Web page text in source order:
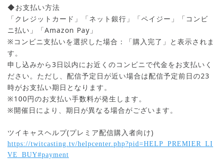
◆お支払い方法
「クレジットカード」「ネット銀行」「ペイジー」「コンビ
ニ払い」「Amazon Pay」
※コンビニ支払いを選択した場合：「購入完了」と表示されま
す。
申し込みから3日以内にお近くのコンビニで代金をお支払いく
ださい。ただし、配信予定日が近い場合は配信予定前日の23
時がお支払い期日となります。
※100円のお支払い手数料が発生します。
※開催日により、期日が異なる場合がございます。
ツイキャスヘルプ(プレミア配信購入者向け)
https://twitcasting.tv/helpcenter.php?pid=HELP_PREMIER_LI
VE_BUY#payment